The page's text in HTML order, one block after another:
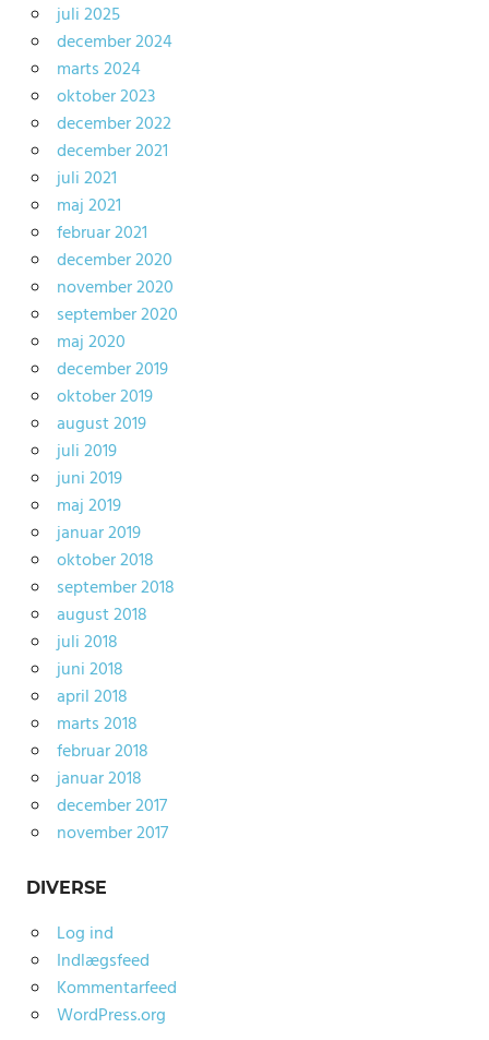
juli 2025
december 2024
marts 2024
oktober 2023
december 2022
december 2021
juli 2021
maj 2021
februar 2021
december 2020
november 2020
september 2020
maj 2020
december 2019
oktober 2019
august 2019
juli 2019
juni 2019
maj 2019
januar 2019
oktober 2018
september 2018
august 2018
juli 2018
juni 2018
april 2018
marts 2018
februar 2018
januar 2018
december 2017
november 2017
DIVERSE
Log ind
Indlægsfeed
Kommentarfeed
WordPress.org